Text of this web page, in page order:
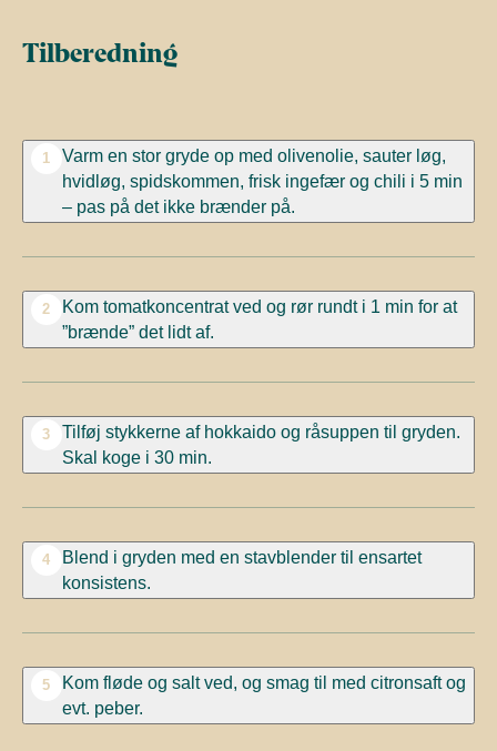
Tilberedning
1
Varm en stor gryde op med olivenolie, sauter løg,
hvidløg, spidskommen, frisk ingefær og chili i 5 min
– pas på det ikke brænder på.
2
Kom tomatkoncentrat ved og rør rundt i 1 min for at
”brænde” det lidt af.
3
Tilføj stykkerne af hokkaido og råsuppen til gryden.
Skal koge i 30 min.
4
Blend i gryden med en stavblender til ensartet
konsistens.
5
Kom fløde og salt ved, og smag til med citronsaft og
evt. peber.